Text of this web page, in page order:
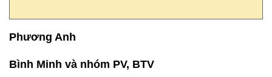
Phương Anh
Bình Minh và nhóm PV, BTV